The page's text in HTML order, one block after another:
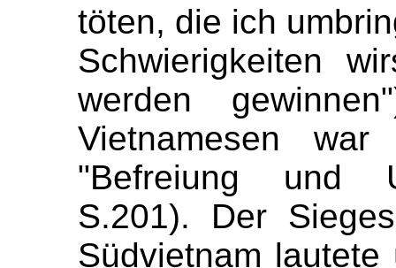
töten, die ich
Schwierigkeiten
werden
Vietnamesen
"Befreiung und
S.201). Der
Südvietnam lautete